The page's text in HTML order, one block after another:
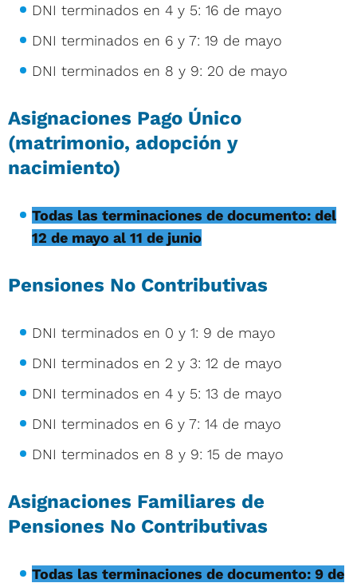
DNI terminados en 4 y 5: 16 de mayo
DNI terminados en 6 y 7: 19 de mayo
DNI terminados en 8 y 9: 20 de mayo
Asignaciones Pago Único
(matrimonio, adopción y
nacimiento)
Todas las terminaciones de documento: del
12 de mayo al 11 de junio
Pensiones No Contributivas
DNI terminados en 0 y 1: 9 de mayo
DNI terminados en 2 y 3: 12 de mayo
DNI terminados en 4 y 5: 13 de mayo
DNI terminados en 6 y 7: 14 de mayo
DNI terminados en 8 y 9: 15 de mayo
Asignaciones Familiares de
Pensiones No Contributivas
Todas las terminaciones de documento: 9 de